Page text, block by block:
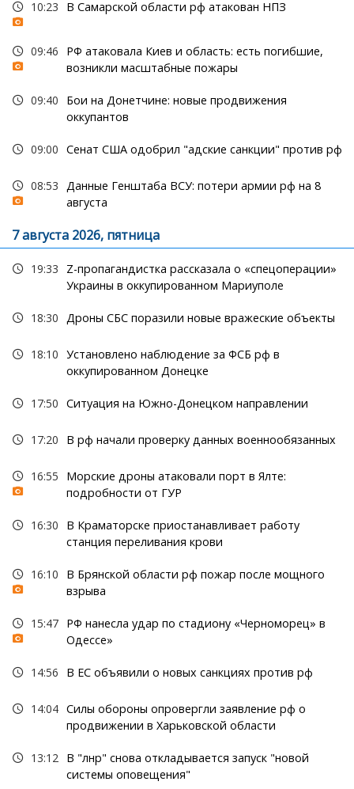
10:23 В Самарской области рф атакован НПЗ
09:46
РФ атаковала Киев и область: есть погибшие,
возникли масштабные пожары
09:40
Бои на Донетчине: новые продвижения
оккупантов
09:00 Сенат США одобрил "адские санкции" против рф
08:53
Данные Генштаба ВСУ: потери армии рф на 8
августа
7 августа 2026, пятница
19:33
Z-пропагандистка рассказала о «спецоперации»
Украины в оккупированном Мариуполе
18:30 Дроны СБС поразили новые вражеские объекты
18:10 Установлено наблюдение за ФСБ рф в
оккупированном Донецке
17:50 Ситуация на Южно-Донецком направлении
17:20 В рф начали проверку данных военнообязанных
16:55
Морские дроны атаковали порт в Ялте:
подробности от ГУР
16:30
В Краматорске приостанавливает работу
станция переливания крови
16:10
В Брянской области рф пожар после мощного
взрыва
15:47 РФ нанесла удар по стадиону «Черноморец» в
Одессе»
14:56 В ЕС объявили о новых санкциях против рф
14:04 Силы обороны опровергли заявление рф о
продвижении в Харьковской области
13:12
В "лнр" снова откладывается запуск "новой
системы оповещения"